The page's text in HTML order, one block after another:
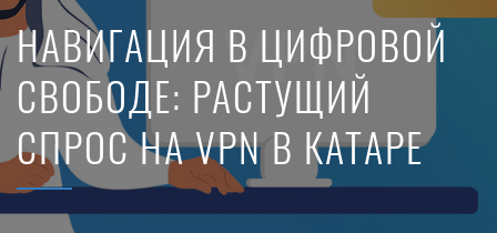
НАВИГАЦИЯ В ЦИФРОВОЙ
СВОБОДЕ: РАСТУЩИЙ
СПРОС НА VPN В КАТАРЕ